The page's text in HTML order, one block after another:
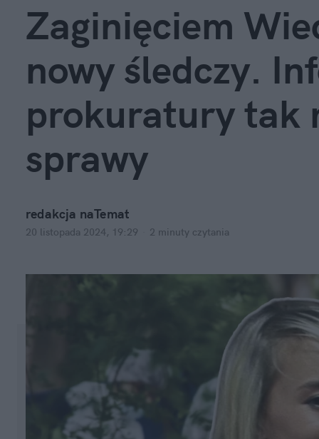
Zaginięciem
nowy śledczy.
prokuratury tak
sprawy
redakcja naTemat
20 listopada 2024, 19:29 2 minuty czytania